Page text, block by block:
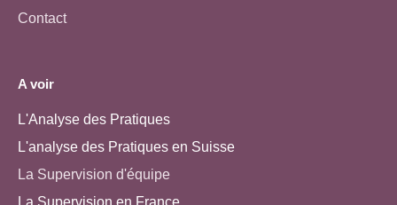
Contact
A voir
L'Analyse des Pratiques
L'analyse des Pratiques en Suisse
La Supervision d'équipe